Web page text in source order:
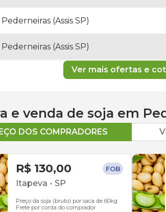
Pederneiras (Assis SP)
Pederneiras (Assis SP)
Ver mais ofertas e
e venda de soja em
DOS COMPRADORES
R$ 130,00 FOB
Itapeva - SP
Preço da soja (bruto) por saca de 60kg
Frete por conta do comprador